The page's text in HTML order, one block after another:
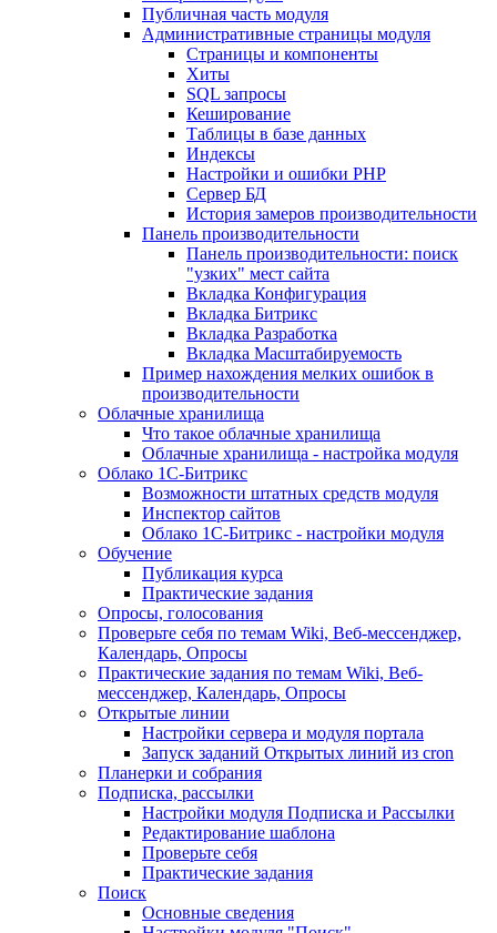
Публичная часть модуля
Административные страницы модуля
Страницы и компоненты
Хиты
SQL запросы
Кеширование
Таблицы в базе данных
Индексы
Настройки и ошибки PHP
Сервер БД
История замеров производительности
Панель производительности
Панель производительности: поиск
"узких" мест сайта
Вкладка Конфигурация
Вкладка Битрикс
Вкладка Разработка
Вкладка Масштабируемость
Пример нахождения мелких ошибок в
производительности
Облачные хранилища
Что такое облачные хранилища
Облачные хранилища - настройка модуля
Облако 1С-Битрикс
Возможности штатных средств модуля
Инспектор сайтов
Облако 1С-Битрикс - настройки модуля
Обучение
Публикация курса
Практические задания
Опросы, голосования
Проверьте себя по темам Wiki, Веб-мессенджер,
Календарь, Опросы
Практические задания по темам Wiki, Веб-
мессенджер, Календарь, Опросы
Открытые линии
Настройки сервера и модуля портала
Запуск заданий Открытых линий из cron
Планерки и собрания
Подписка, рассылки
Настройки модуля Подписка и Рассылки
Редактирование шаблона
Проверьте себя
Практические задания
Поиск
Основные сведения